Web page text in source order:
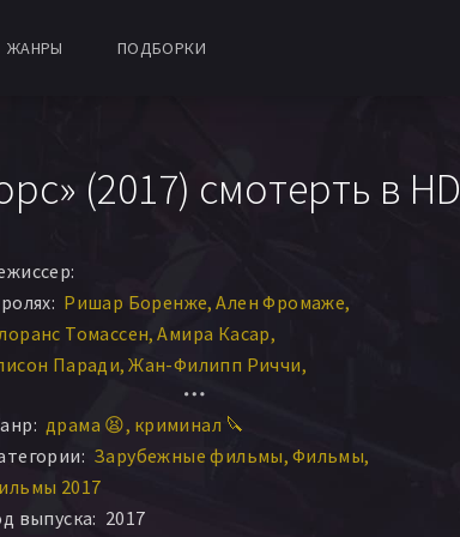
ЖАНРЫ ПОДБОРКИ
(2017) смотерть в HD
Ришар Боренже Ален Фромаже
Томассен Амира Касар
Паради Жан-Филипп Риччи
Ришар Боринже
Корти Йони Нахум
Эмманюэль Паньи Véronique Volta
Нуво
Malpelli
драма 😫 криминал 🔪
Зарубежные фильмы Фильмы
2017
выпуска: 2017